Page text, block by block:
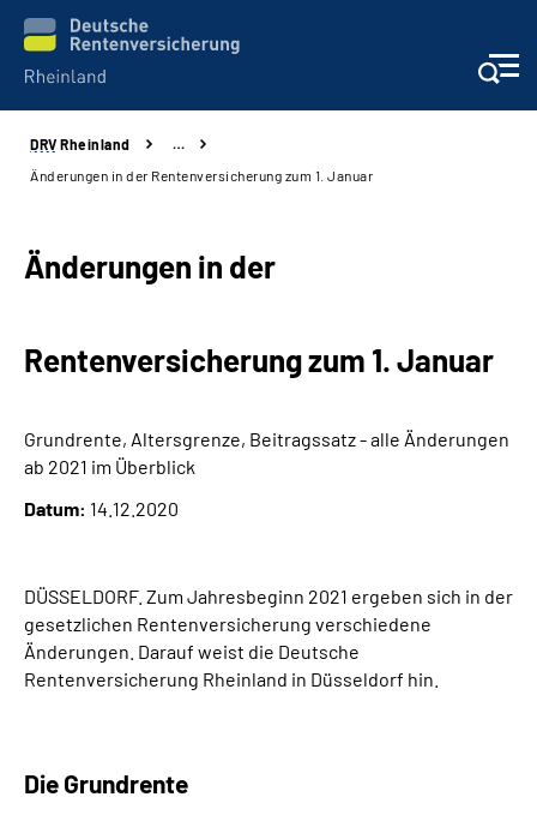
Aktuelles
Online-Services
Klinikverbund
Inhalte in Gebärdensprache (DGS)
Leichte Sprache
DRV Rheinland
…
Änderungen in der Rentenversicherung zum 1. Januar
Änderungen in der
Rentenversicherung zum 1. Januar
Grundrente, Altersgrenze, Beitragssatz - alle Änderungen
ab 2021 im Überblick
Datum: 14.12.2020
DÜSSELDORF. Zum Jahresbeginn 2021 ergeben sich in der
gesetzlichen Rentenversicherung verschiedene
Änderungen. Darauf weist die Deutsche
Rentenversicherung Rheinland in Düsseldorf hin.
Die Grundrente